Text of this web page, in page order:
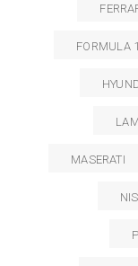
FORMULA 1
MASERATI